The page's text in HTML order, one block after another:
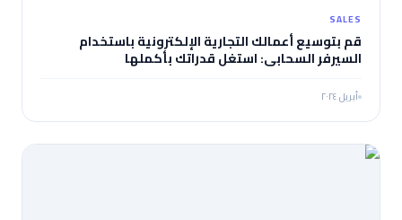
SALES
قم بتوسيع أعمالك التجارية الإلكترونية باستخدام
السيرفر السحابي: استغل قدراتك بأكملها
أبريل ٢٠٢٤